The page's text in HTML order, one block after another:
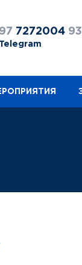
97 7272004 93
Telegram